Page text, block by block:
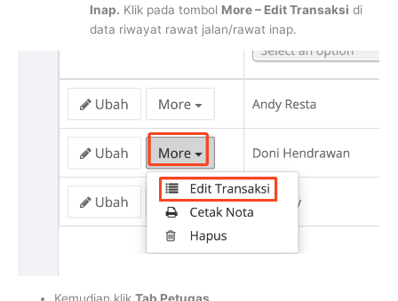
Inap. Klik pada tombol More – Edit Transaksi di
data riwayat rawat jalan/rawat inap.
Kemudian klik Tab Petugas